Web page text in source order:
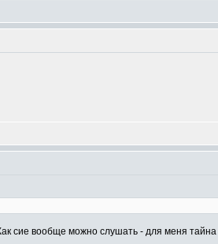
сие вообще можно слушать - для меня тайна